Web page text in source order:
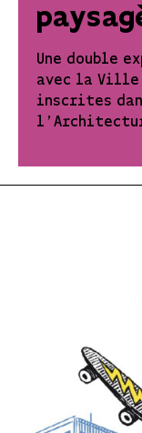
Une double
avec la Ville
inscrites